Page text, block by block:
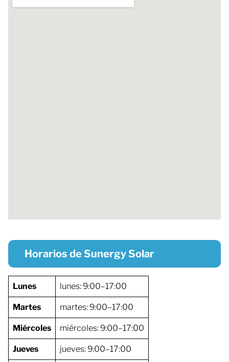
Horarios de Sunergy Solar
Lunes lunes: 9:00–17:00
Martes martes: 9:00–17:00
Miércoles miércoles: 9:00–17:00
Jueves jueves: 9:00–17:00